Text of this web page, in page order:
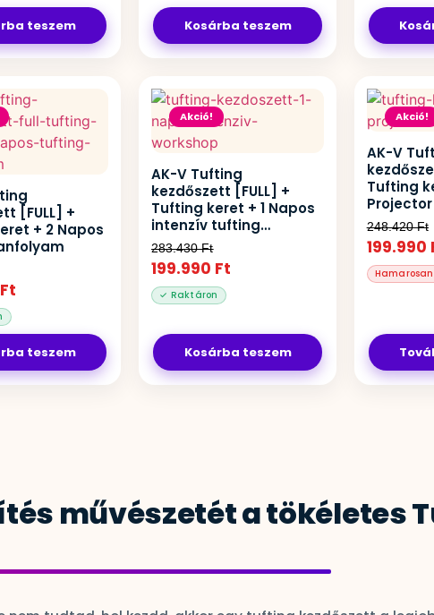
teszem Kosárba teszem
[FULL] +
+ 2 Napos
Ft
teszem
Akció!
AK-V Tufting
kezdőszett [FULL] +
Tufting keret + 1 Napos
intenzív tufting
workshop
283.430Ft
199.990 Ft
Kosárba teszem
Akció!
AK-V
Tufting
Projector
248.420Ft
199.990
művészetét a tökéletes